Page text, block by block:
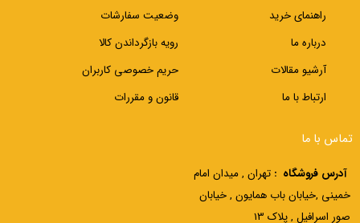
راهنمای خرید
درباره ما
آرشیو مقالات
ارتباط با ما
وضعیت سفارشات
رویه بازگرداندن کالا
حریم خصوصی کاربران
قانون و مقررات
تماس با ما
آدرس فروشگاه : تهران , میدان امام
خمینی ,خیابان باب همایون , خیابان
صور اسرافیل , پلاک 13